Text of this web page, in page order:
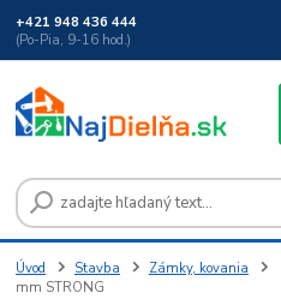
+421 948 436 444
(Po-Pia, 9-16 hod.)
Úvod Stavba Zámky, kovania
mm STRONG